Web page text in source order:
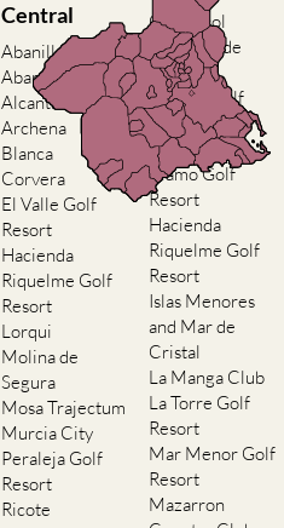
Central
Abanilla
Abaran
Alcantarilla
Archena
Blanca
Corvera
El Valle Golf
Resort
Hacienda
Riquelme Golf
Resort
Lorqui
Molina de
Segura
Mosa Trajectum
Murcia City
Peraleja Golf
Resort
Ricote
Camposol
Condado de
Alhama
El Valle Golf
Resort
Hacienda del
Alamo Golf
Resort
Hacienda
Riquelme Golf
Resort
Islas Menores
and Mar de
Cristal
La Manga Club
La Torre Golf
Resort
Mar Menor Golf
Resort
Mazarron